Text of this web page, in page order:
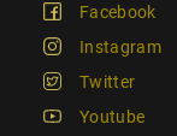
Facebook
Instagram
Twitter
Youtube